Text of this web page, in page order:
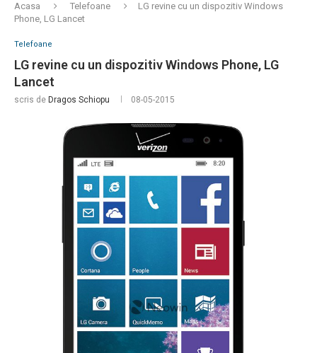
Acasa Telefoane
LG revine cu un dispozitiv Windows
Phone, LG Lancet
Telefoane
LG revine cu un dispozitiv Windows Phone, LG
Lancet
scris de Dragos Schiopu 08-05-2015